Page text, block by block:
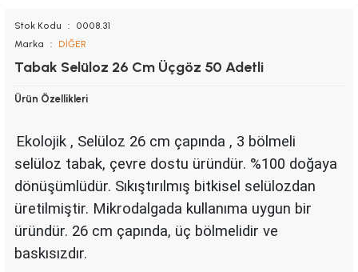
Stok Kodu
0008.31
Marka
DİĞER
Tabak Selüloz 26 Cm Üçgöz 50 Adetli
Ürün Özellikleri
Ekolojik , Selüloz 26 cm çapında , 3 bölmeli
selüloz tabak, çevre dostu üründür. %100 doğaya
dönüşümlüdür. Sıkıştırılmış bitkisel selülozdan
üretilmiştir. Mikrodalgada kullanıma uygun bir
üründür. 26 cm çapında, üç bölmelidir ve
baskısızdır.